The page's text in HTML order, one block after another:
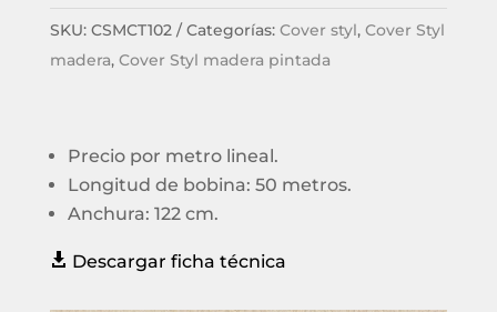
SKU: CSMCT102 Categorías: Cover styl, Cover Styl
madera, Cover Styl madera pintada
Precio por metro lineal.
Longitud de bobina: 50 metros.
Anchura: 122 cm.
 Descargar ficha técnica